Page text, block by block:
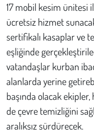
17 mobil kesim ünitesi
ücretsiz hizmet
sertifikalı kasaplar ve
eşliğinde
vatandaşlar kurban
alanlarda yerine
başında olacak
de çevre temizliğini
aralıksız sürdürecek.